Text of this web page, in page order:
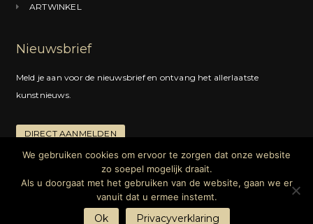
ARTWINKEL
Nieuwsbrief
Meld je aan voor de nieuwsbrief en ontvang het allerlaatste
kunstnieuws.
DIRECT AANMELDEN
Copyright © 2024 |KunstadviesHanneke Janssen | Alle rechten
voorbehouden | Privacyverklaring
We gebruiken cookies om ervoor te zorgen dat onze website
zo soepel mogelijk draait.
Als u doorgaat met het gebruiken van de website, gaan we er
vanuit dat u ermee instemt.
Ok Privacyverklaring